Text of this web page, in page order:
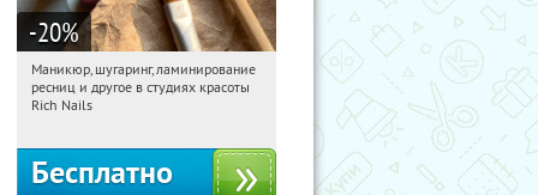
-20%
10:11:17 Получили:194
Юго-Западная
Маникюр, шугаринг, ламинирование
ресниц и другое в студиях красоты
Rich Nails
Бесплатно